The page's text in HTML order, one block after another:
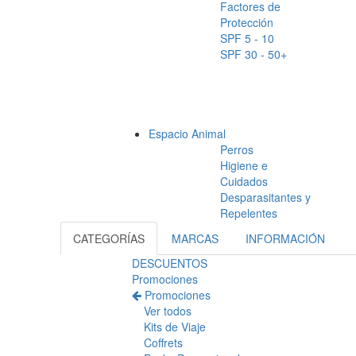
Factores de
Protección
SPF 5 - 10
SPF 30 - 50+
Espacio Animal
Perros
Higiene e
Cuidados
Desparasitantes y
Repelentes
CATEGORÍAS
MARCAS
INFORMACIÓN
DESCUENTOS
Promociones
Promociones
Ver todos
Kits de Viaje
Coffrets